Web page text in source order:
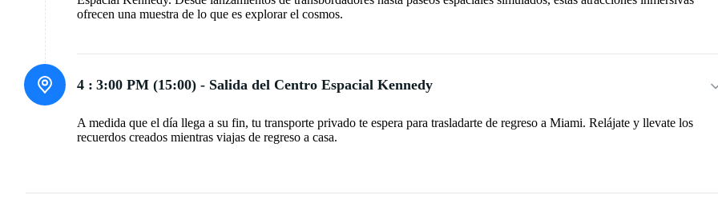
ofrecen una muestra de lo que es explorar el cosmos.
4 : 3:00 PM (15:00) - Salida del Centro Espacial Kennedy
A medida que el día llega a su fin, tu transporte privado te espera para trasladarte de regreso a Miami. Relájate y llevate los
recuerdos creados mientras viajas de regreso a casa.